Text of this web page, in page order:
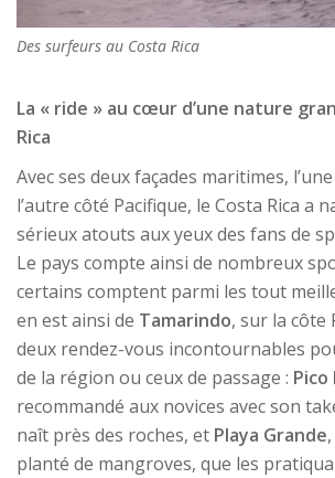
Des surfeurs au Costa Rica
La « ride » au cœur d’une nature
Rica
Avec ses deux façades maritimes,
l’autre côté Pacifique, le Costa Rica a
sérieux atouts aux yeux des fans de
Le pays compte ainsi de nombreux
certains comptent parmi les tout
en est ainsi de Tamarindo, sur la côte
deux rendez-vous incontournables
de la région ou ceux de passage : Pico
recommandé aux novices avec son
naît près des roches, et Playa Grande
planté de mangroves, que les